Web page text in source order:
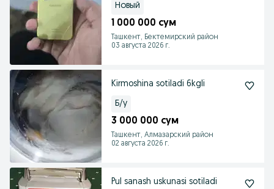
Новый
1 000 000 сум
Ташкент, Бектемирский район
03 августа 2026 г.
Kirmoshina sotiladi 6kgli
Б/у
3 000 000 сум
Ташкент, Алмазарский район
02 августа 2026 г.
Pul sanash uskunasi sotiladi